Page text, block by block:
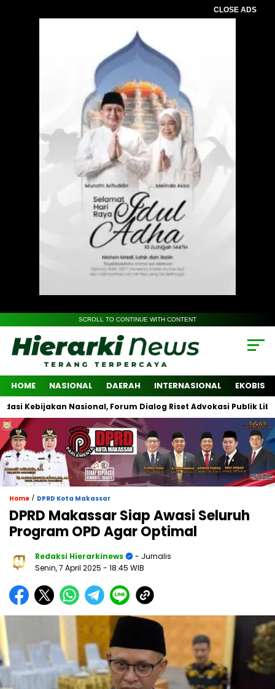
CLOSE ADS
SCROLL TO CONTINUE WITH CONTENT
HOME NASIONAL DAERAH INTERNASIONAL EKOBIS
Kebijakan Nasional, Forum Dialog Riset Advokasi Publik
Home / DPRD Kota Makassar
DPRD Makassar Siap Awasi Seluruh
Program OPD Agar Optimal
Redaksi Hierarkinews
- Jurnalis
Senin, 7 April 2025 - 18:45 WIB